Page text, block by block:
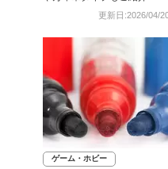
更新日:2026/04/
ゲーム・ホビー